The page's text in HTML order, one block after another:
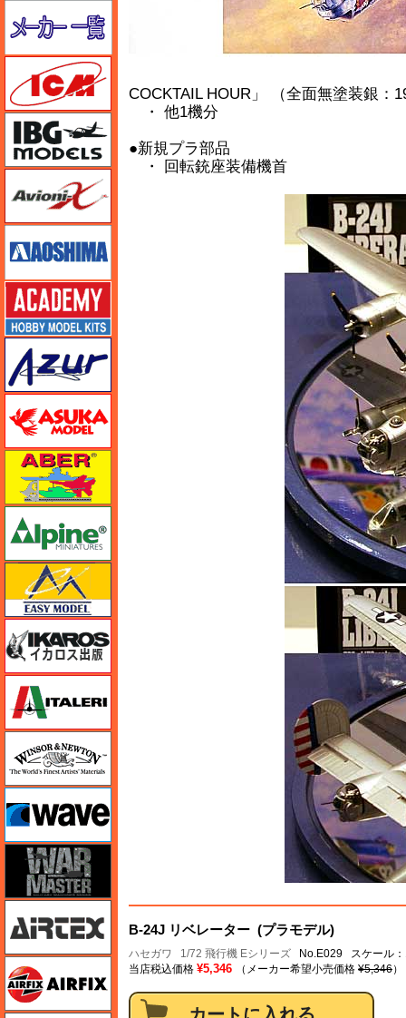
COCKTAIL HOUR」 （全面無塗装銀：
・ 他1機分
●新規プラ部品
・ 回転銃座装備機首
B-24J リベレーター (プラモデル)
ハセガワ 1/72 飛行機 Eシリーズ No.E029 スケール
当店税込価格 ¥5,346 （メーカー希望小売価格 ¥5,346）
メーカー一覧のページはこちら
Avioni-X（アヴィオニクス）
エアテックス
エアフィックス